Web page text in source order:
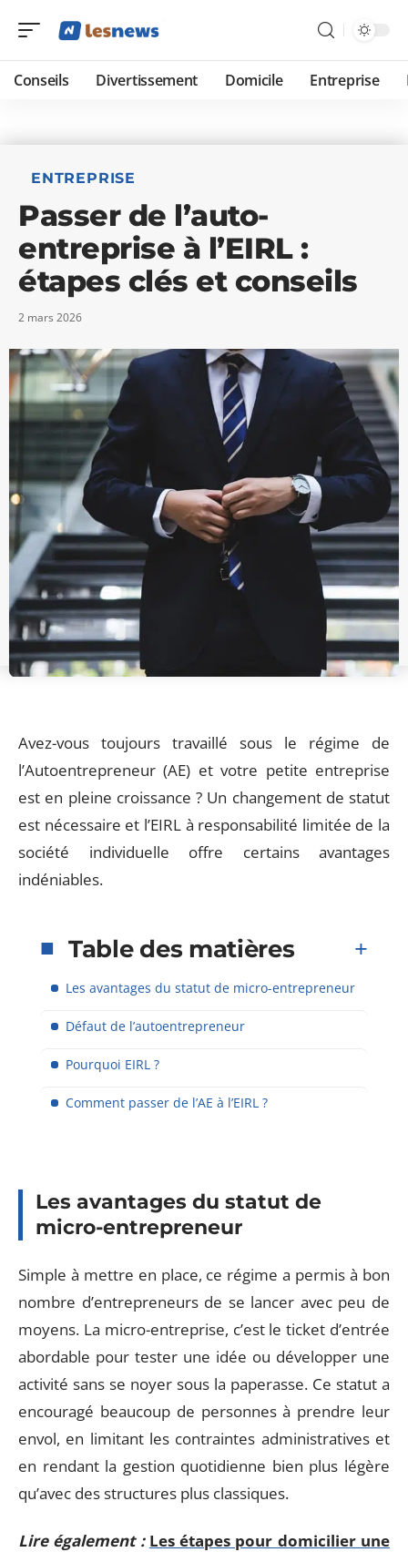
Conseils Divertissement Domicile Entreprise
ENTREPRISE
Passer de l’auto-
entreprise à l’EIRL :
étapes clés et conseils
2 mars 2026
Avez-vous toujours travaillé sous le régime de
l’Autoentrepreneur (AE) et votre petite entreprise
est en pleine croissance ? Un changement de statut
est nécessaire et l’EIRL à responsabilité limitée de la
société individuelle offre certains avantages
indéniables.
Table des matières
Les avantages du statut de micro-entrepreneur
Défaut de l’autoentrepreneur
Pourquoi EIRL ?
Comment passer de l’AE à l’EIRL ?
Les avantages du statut de
micro-entrepreneur
Simple à mettre en place, ce régime a permis à bon
nombre d’entrepreneurs de se lancer avec peu de
moyens. La micro-entreprise, c’est le ticket d’entrée
abordable pour tester une idée ou développer une
activité sans se noyer sous la paperasse. Ce statut a
encouragé beaucoup de personnes à prendre leur
envol, en limitant les contraintes administratives et
en rendant la gestion quotidienne bien plus légère
qu’avec des structures plus classiques.
Lire également : Les étapes pour domicilier une